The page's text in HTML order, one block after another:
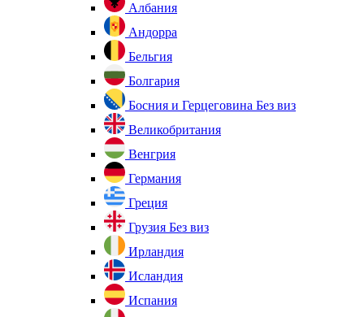
Албания
Андорра
Бельгия
Болгария
Босния и Герцеговина Без виз
Великобритания
Венгрия
Германия
Греция
Грузия Без виз
Ирландия
Исландия
Испания